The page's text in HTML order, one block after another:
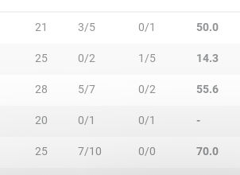
21 3/5 0/1 50.0
25 0/2 1/5 14.3
28 5/7 0/2 55.6
20 0/1 0/1 -
25 7/10 0/0 70.0